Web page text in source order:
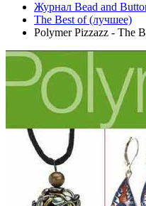
Журнал Bead and
The Best of (лучшее)
Polymer Pizzazz - The